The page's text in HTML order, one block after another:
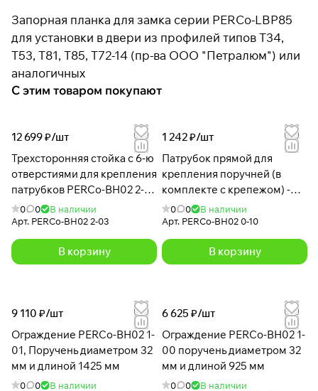
Запорная планка для замка серии PERCo-LBP85
для установки в двери из профилей типов Т34,
Т53, Т81, Т85, Т72-14 (пр-ва ООО "Петралюм") или
аналогичных
С этим товаром покупают
12 699 ₽/шт
Трехсторонняя стойка с 6-ю
отверстиями для крепления
патрубков PERCo-BH02 2-
03 с крышкой
0 0
В наличии
Арт. PERCo-BH02 2-03
В корзину
1 242 ₽/шт
Патрубок прямой для
крепления поручней (в
комплекте с крепежом) -
BH02 0-10
0 0
В наличии
Арт. PERCo-BH02 0-10
В корзину
9 110 ₽/шт
Ограждение PERCo-BH02 1-
01, Поручень диаметром 32
мм и длиной 1425 мм
0 0
В наличии
6 625 ₽/шт
Ограждение PERCo-BH02 1-
00 поручень диаметром 32
мм и длиной 925 мм
0 0
В наличии